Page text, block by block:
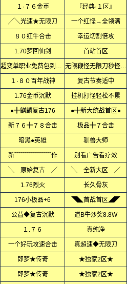
１·７６金币 『经典·１区』
╱╲光速★无限刀 一个红怪→全领满
８０红牛合击 幸运切割倍攻
1.70梦回仙剑 首站首区
超变单职业免费包到终极 无限鞭怪无限刀秒怪如屠狗
１·８０百年战神 复古节奏适中
1.76金币沉默 挂机打怪轻松不累
●╋麒麟复古176 ●╋新大统战首区●
新７６╋７８合击 极品╋７合击
暗黑●英雄 驯兽大师
新﹌﹌﹌﹌﹌﹌作 别看广告看疗效
╲ 原始复古 ╱ ╲ 全新大区 ╱
1.76烈火 长久骨灰
176小极品+6 ◥◣首战首区◢◤
公益◆复古沉默 道B牛沙奖8.8W
１.７６ 真纯净
一个好玩攻速合击 真超速◆无限刀
即梦★传奇 ★独家2区★
即梦★传奇 ★独家2区★